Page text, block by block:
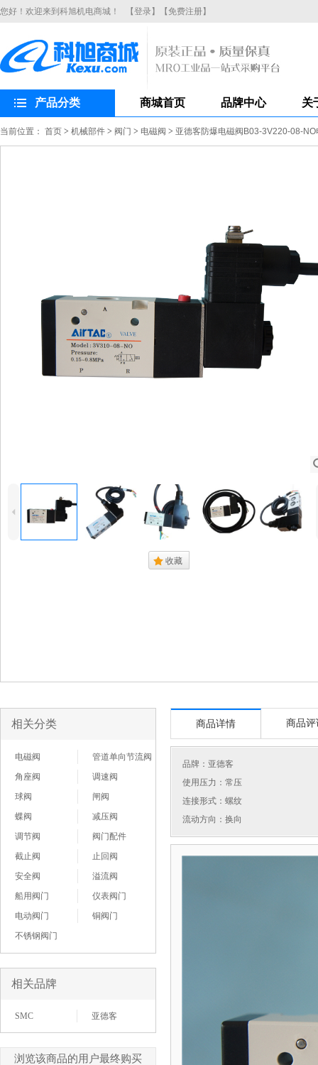
您好！欢迎来到科旭机电商城！ 【登录】 【免费注册】
产品分类 商城首页 品牌中心 关
当前位置： 首页 > 机械部件 > 阀门 > 电磁阀 > 亚德客防爆电磁阀B03-3V220-08-
4
. 收藏
相关分类
电磁阀
管道单向节流阀
角座阀
调速阀
球阀
闸阀
蝶阀
减压阀
调节阀
阀门配件
截止阀
止回阀
安全阀
溢流阀
船用阀门
仪表阀门
电动阀门
铜阀门
不锈钢阀门
相关品牌
SMC 亚德客
浏览该商品的用户最终购买
商品详情 商品评
品牌： 亚德客
使用压力：常压
连接形式：螺纹
流动方向：换向